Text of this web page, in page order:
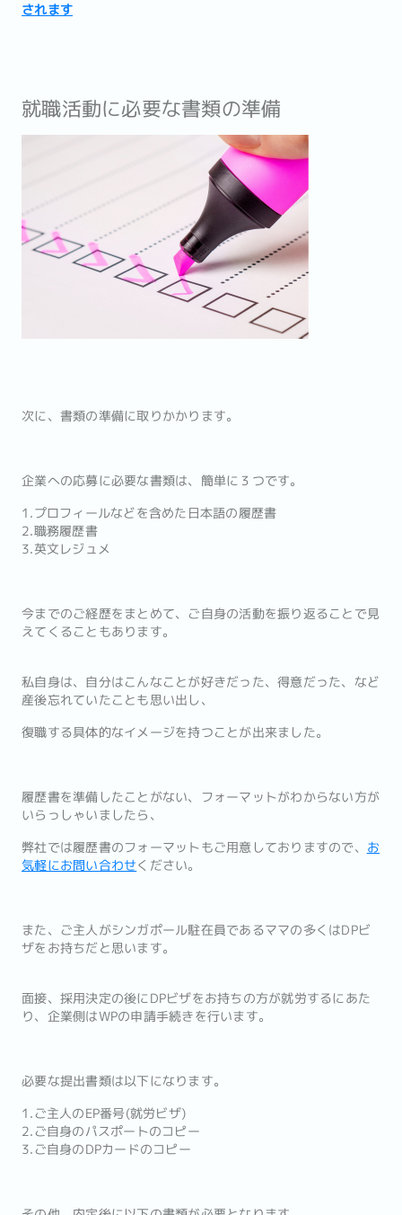
されます
就職活動に必要な書類の準備
次に、書類の準備に取りかかります。
企業への応募に必要な書類は、簡単に３つです。
1.プロフィールなどを含めた日本語の履歴書
2.職務履歴書
3.英文レジュメ
今までのご経歴をまとめて、ご自身の活動を振り返ることで見
えてくることもあります。
私自身は、自分はこんなことが好きだった、得意だった、など
産後忘れていたことも思い出し、
復職する具体的なイメージを持つことが出来ました。
履歴書を準備したことがない、フォーマットがわからない方が
いらっしゃいましたら、
弊社では履歴書のフォーマットもご用意しておりますので、 お
気軽にお問い合わせください。
また、ご主人がシンガポール駐在員であるママの多くはDPビ
ザをお持ちだと思います。
面接、採用決定の後にDPビザをお持ちの方が就労するにあた
り、企業側はWPの申請手続きを行います。
必要な提出書類は以下になります。
1.ご主人のEP番号(就労ビザ)
2.ご自身のパスポートのコピー
3.ご自身のDPカードのコピー